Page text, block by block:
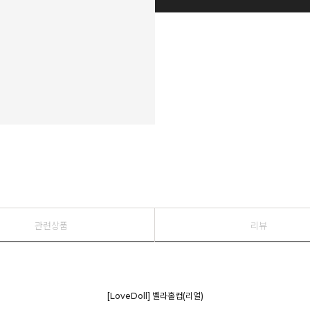
관련상품 리뷰
[LoveDoll] 벨라홀컵(리얼)